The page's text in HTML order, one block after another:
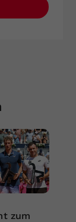
zum